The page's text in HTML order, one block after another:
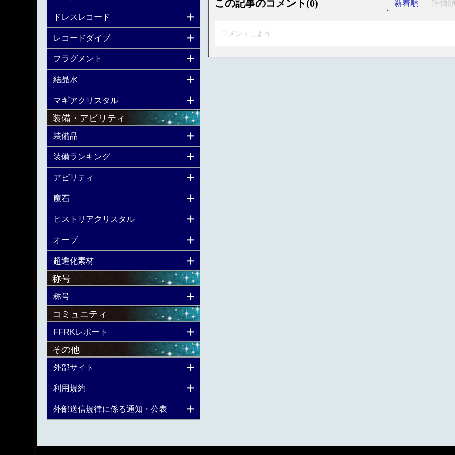
この記事のコメント(0) 新着順 評価
コメントしよう...
ドレスレコード
レコードダイブ
フラグメント
結晶水
マギアクリスタル
装備・アビリティ
装備品
装備ランキング
アビリティ
魔石
ヒストリアクリスタル
オーブ
超進化素材
称号
称号
コミュニティ
FFRKレポート
その他
外部サイト
利用規約
外部送信規律に係る通知・公表